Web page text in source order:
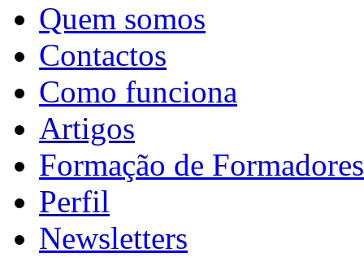
Quem somos
Contactos
Como funciona
Artigos
Formação de Formadores
Perfil
Newsletters